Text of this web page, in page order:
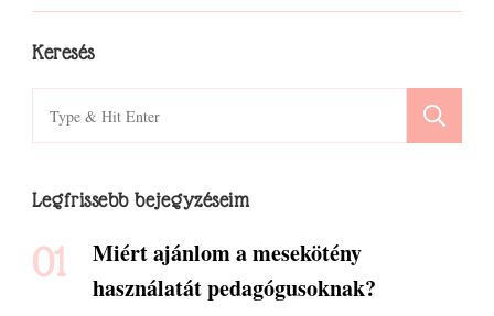
Keresés
Search
for:
Legfrissebb bejegyzéseim
Miért ajánlom a mesekötény
használatát pedagógusoknak?